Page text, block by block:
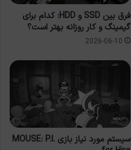
فرق بین SSD و HDD: کدام برای
گیمینگ و کار روزانه بهتر است؟
2026-06-10
سیستم مورد نیاز بازی MOUSE: P.I.